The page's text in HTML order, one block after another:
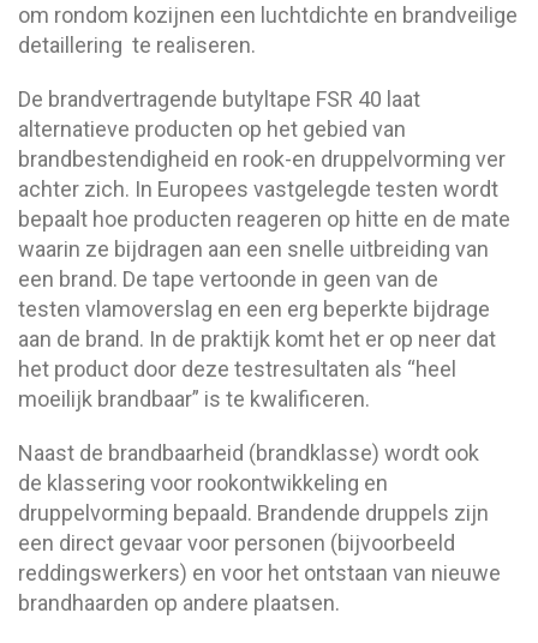
om rondom kozijnen een luchtdichte en brandveilige
detaillering te realiseren.
De brandvertragende butyltape FSR 40 laat
alternatieve producten op het gebied van
brandbestendigheid en rook-en druppelvorming ver
achter zich. In Europees vastgelegde testen wordt
bepaalt hoe producten reageren op hitte en de mate
waarin ze bijdragen aan een snelle uitbreiding van
een brand. De tape vertoonde in geen van de
testen vlamoverslag en een erg beperkte bijdrage
aan de brand. In de praktijk komt het er op neer dat
het product door deze testresultaten als “heel
moeilijk brandbaar” is te kwalificeren.
Naast de brandbaarheid (brandklasse) wordt ook
de klassering voor rookontwikkeling en
druppelvorming bepaald. Brandende druppels zijn
een direct gevaar voor personen (bijvoorbeeld
reddingswerkers) en voor het ontstaan van nieuwe
brandhaarden op andere plaatsen.